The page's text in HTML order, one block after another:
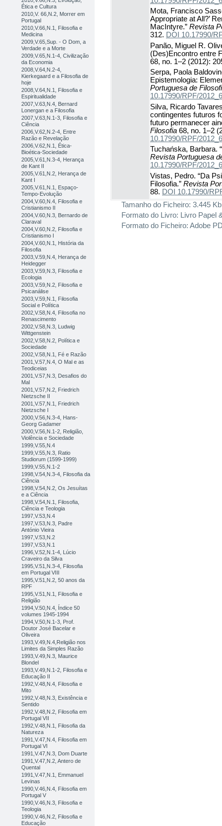
Ética e Cultura
2010,V. 66,N.2, Morrer em
Portugal
2010,V.66,N.1, Filosofia e
Medicina
2009,V.65,Sup. - O Dom, a
Verdade e a Morte
2009,V.65,N.1-4, Civilização
da Economia
2008,V.64,N.2-4,
Kierkegaard e a Filosofia de
hoje
2008,V.64,N.1, Filosofia e
Espiritualidade
2007,V.63,N.4, Bernard
Lonergan e a Filosofia
2007,V.63,N.1-3, Filosofia e
Ciência
2006,V.62,N.2-4, Entre
Razão e Revelação
2006,V.62,N.1, Ética-
Bioética-Sociedade
2005,V.61,N.3-4, Herança
de Kant II
2005,V.61,N.2, Herança de
Kant I
2005,V.61,N.1, Espaço-
Tempo-Evolução
2004,V.60,N.4, Filosofia e
Cristianismo II
2004,V.60,N.3, Bernardo de
Claraval
2004,V.60,N.2, Filosofia e
Cristianismo I
2004,V.60,N.1, História da
Filosofia
2003,V.59,N.4, Herança de
Heidegger
2003,V.59,N.3, Filosofia e
Ecologia
2003,V.59,N.2, Filosofia e
Psicanálise
2003,V.59,N.1, Filosofia
Social e Política
2002,V.58,N.4, Filosofia no
Renascimento
2002,V.58,N.3, Ludwig
Wittgenstein
2002,V.58,N.2, Política e
Sociedade
2002,V.58,N.1, Fé e Razão
2001,V.57,N.4, O Mal e as
Teodiceias
2001,V.57,N.3, Desafios do
Mal
2001,V.57,N.2, Friedrich
Nietzsche II
2001,V.57,N.1, Friedrich
Nietzsche I
2000,V.56,N.3-4, Hans-
Georg Gadamer
2000,V.56,N.1-2, Religião,
Violência e Sociedade
1999,V.55,N.4
1999,V.55,N.3, Ratio
Studiorum (1599-1999)
1999,V.55,N.1-2
1998,V.54,N.3-4, Filosofia da
Ciência
1998,V.54,N.2, Os Jesuítas
e a Ciência
1998,V.54,N.1, Filosofia,
Ciência e Teologia
1997,V.53,N.4
1997,V.53,N.3, Padre
António Vieira
1997,V.53,N.2
1997,V.53,N.1
1996,V.52,N.1-4, Lúcio
Craveiro da Silva
1995,V.51,N.3-4, Filosofia
em Portugal VIII
1995,V.51,N.2, 50 anos da
RPF
1995,V.51,N.1, Filosofia e
Religião
1994,V.50,N.4, Índice 50
volumes 1945-1994
1994,V.50,N.1-3, Prof.
Doutor José Bacelar e
Oliveira
1993,V.49,N.4,Religião nos
Limites da Simples Razão
1993,V.49,N.3, Maurice
Blondel
1993,V.49,N.1-2, Filosofia e
Educação II
1992,V.48,N.4, Filosofia e
Mito
1992,V.48,N.3, Existência e
Sentido
1992,V.48,N.2, Filosofia em
Portugal VII
1992,V.48,N.1, Filosofia da
Natureza
1991,V.47,N.4, Filosofia em
Portugal VI
1991,V.47,N.3, Dom Duarte
1991,V.47,N.2, Antero de
Quental
1991,V.47,N.1, Emmanuel
Levinas
1990,V.46,N.4, Filosofia em
Portugal V
1990,V.46,N.3, Filosofia e
Teologia
1990,V.46,N.2, Filosofia e
Educação
Mota, Francisco
Appropriate at All?’
MacIntyre.” Revista
312. DOI 10.17990/
Panão, Miguel R.
(Des)Encontro entre
68, no. 1–2 (2012):
Serpa, Paola
Epistemologia:
Portuguesa de
10.17990/RPF/
Silva, Ricardo
contingentes futuros
futuro permanecer
Filosofia 68, no. 1–2
10.17990/RPF/
Tuchańska, Barbara.
Revista Portuguesa
10.17990/RPF/
Vistas, Pedro. “Da
Filosofia.” Revista
88. DOI 10.17990/
Tamanho do Ficheiro: 3.445 Kb
Formato do Livro: Livro Papel
Formato do Ficheiro: Adobe